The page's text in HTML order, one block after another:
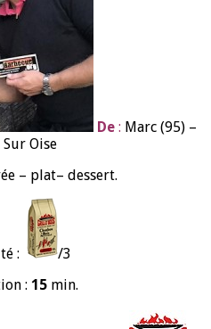
De : Marc (95) –
Oise
– plat– dessert.
:
/3
: 15 min.